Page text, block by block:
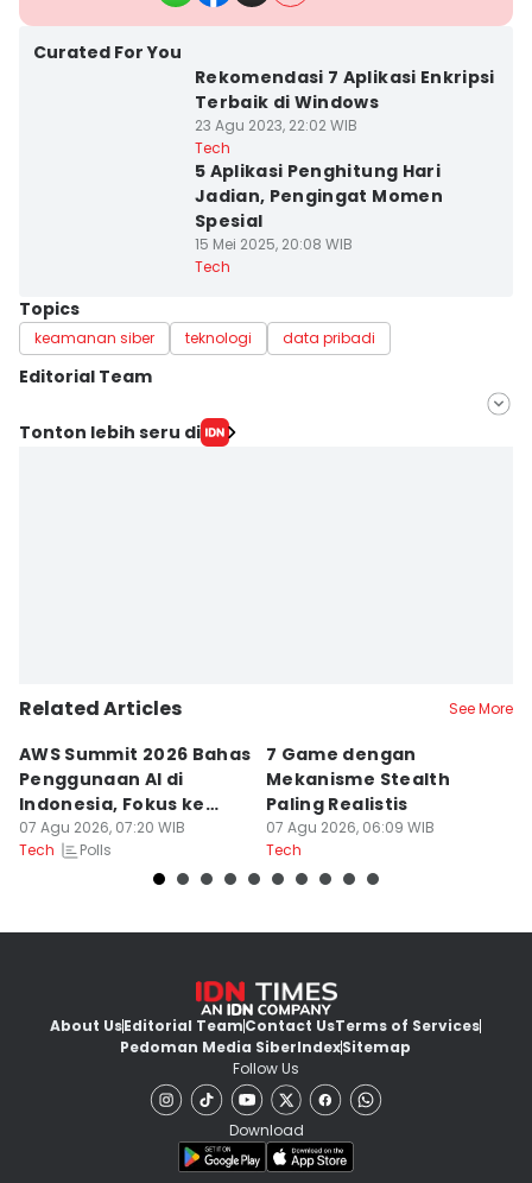
Curated For You
Rekomendasi 7 Aplikasi Enkripsi
Terbaik di Windows
23 Agu 2023, 22:02 WIB
Tech
5 Aplikasi Penghitung Hari
Jadian, Pengingat Momen
Spesial
15 Mei 2025, 20:08 WIB
Tech
Topics
keamanan siber teknologi data pribadi
Editorial Team
Editor
Tonton lebih seru di
Related Articles See More
AWS Summit 2026 Bahas
Penggunaan AI di
Indonesia, Fokus ke
Dampak
07 Agu 2026, 07:20 WIB
Tech
Polls
7 Game dengan
Mekanisme Stealth
Paling Realistis
07 Agu 2026, 06:09 WIB
Tech
About UsEditorial TeamContact UsTerms of Services
Pedoman Media SiberIndexSitemap
Follow Us
Download